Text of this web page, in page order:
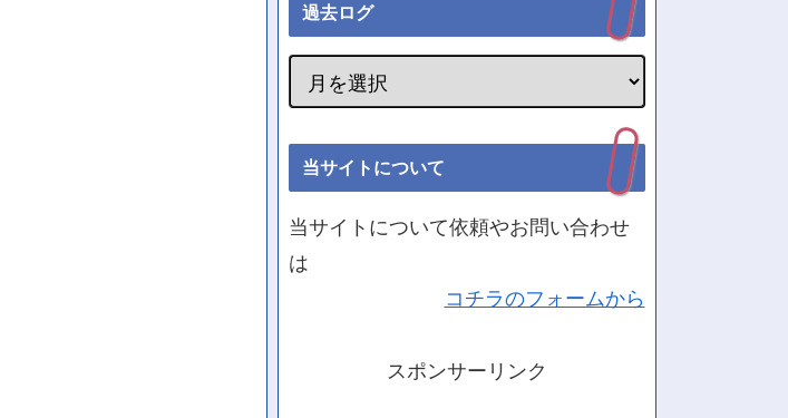
過去ログ
当サイトについて
当サイトについて依頼やお問い合わせ
は
コチラのフォームから
スポンサーリンク